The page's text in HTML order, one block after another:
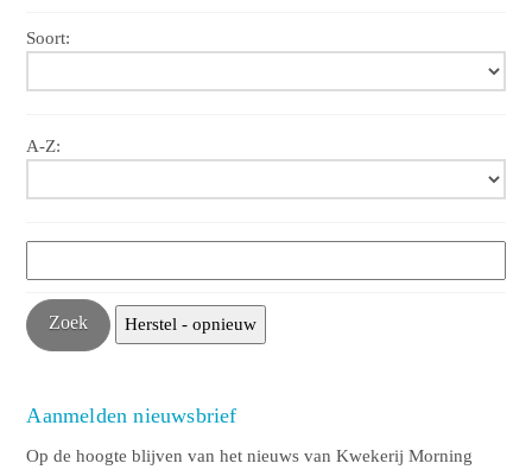
Soort:
A-Z:
Aanmelden nieuwsbrief
Op de hoogte blijven van het nieuws van Kwekerij Morning